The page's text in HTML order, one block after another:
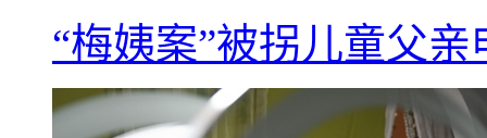
“梅姨案”被拐儿童父